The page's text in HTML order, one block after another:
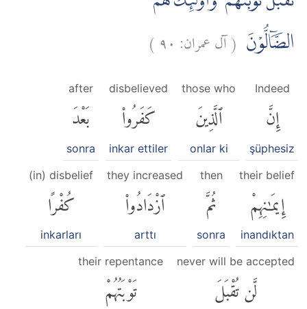
الضَّاۤلُّوْنَ (آل عمران: ٩٠)
Indeed
إِنَّ
şüphesiz
those who
ٱلَّذِينَ
onlar ki
disbelieved
كَفَرُوا۟
inkar ettiler
after
بَعْدَ
sonra
their belief
إِيمَٰنِهِمْ
inandıktan
then
ثُمَّ
sonra
they increased
ٱزْدَادُوا۟
arttı
(in) disbelief
كُفْرًا
inkarları
never will be accepted
لَّن تُقْبَلَ
their repentance
تَوْبَتُهُمْ